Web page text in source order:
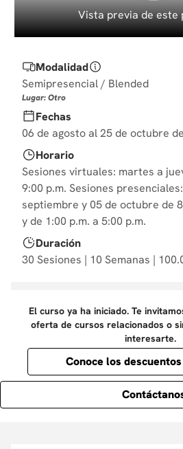
10. derecho Vista previa de este
Modalidad
Semipresencial / Blended
Lugar: Otro
Fechas
06 de agosto al 25 de octubre
Horario
Sesiones virtuales: martes a
9:00 p.m. Sesiones
septiembre y 05 de octubre de
y de 1:00 p.m. a 5:00 p.m.
Duración
30 Sesiones | 10 Semanas |
El curso ya ha iniciado. Te
oferta de cursos relacionados o
interesarte.
Conoce los